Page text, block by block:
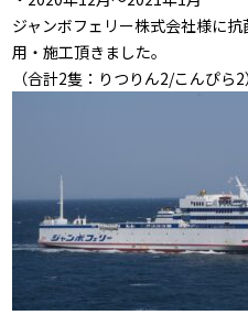
ジャンボフェリー株式会社様に
用・施工頂きました。
（合計2隻：りつりん2/こんぴら2